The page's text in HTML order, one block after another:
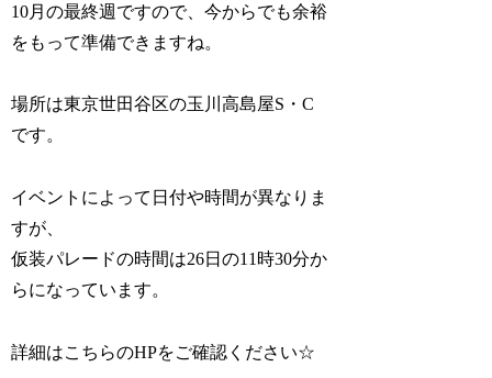
10月の最終週ですので、今からでも余裕
をもって準備できますね。
場所は東京世田谷区の玉川高島屋S・C
です。
イベントによって日付や時間が異なりま
すが、
仮装パレードの時間は26日の11時30分か
らになっています。
詳細はこちらのHPをご確認ください☆